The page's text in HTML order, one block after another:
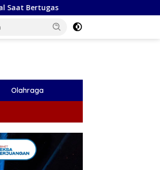
Plt Bupati Tulungagung Lepas
Olahraga